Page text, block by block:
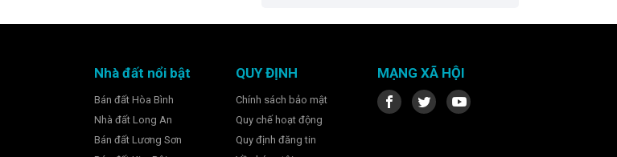
Nhà đất nổi bật
Bán đất Hòa Bình
Nhà đất Long An
Bán đất Lương Sơn
QUY ĐỊNH
Chính sách bảo mật
Quy chế hoạt động
Quy định đăng tin
MẠNG XÃ HỘI